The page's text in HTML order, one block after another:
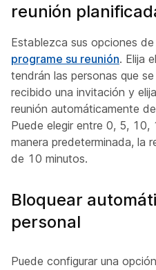
reunión
Establezca sus opciones
programe su reunión. Elija
tendrán las personas que
recibido una invitación y
reunión automáticamente
Puede elegir entre 0, 5,
manera predeterminada, la
de 10 minutos.
Bloquear
personal
Puede configurar una